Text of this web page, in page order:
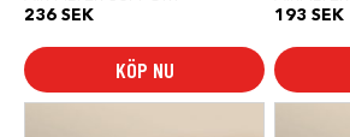
236 SEK
KÖP NU
193 SEK